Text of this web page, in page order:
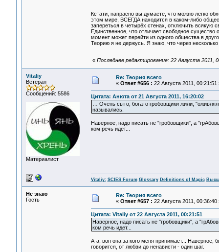
Кстати, напрасно вы думаете, что можно легко
этом мире, ВСЕГДА находится в каком-либо
запереться в четырёх стенах, отключить всякую
Единственное, что отличает свободное
момент может перейти из одного общества в
Теорию я не держусь. Я знаю, что через
« Последнее редактирование: 22 Августа 2011,
Vitaliy
Ветеран
Сообщений: 5586
Материалист
Re: Теория всего
« Ответ #656 : 22 Августа 2011, 00:21:51
Цитата: Анюта от 21 Августа 2011, 16:20:02
… Очень сыто, богато гробовщики жили,
назывались.
Наверное, надо писать не "гробовщики", а
ком речь идет...
Vitaliy: SCIES Forum Glossary Definitions of Magic
Не знаю
Гость
Re: Теория всего
« Ответ #657 : 22 Августа 2011, 00:36:40
Цитата: Vitaliy от 22 Августа 2011, 00:21:51
Наверное, надо писать не "гробовщики", а
ком речь идет...
А-а, вон она за кого меня принимает... Наверное,
говорится, от любви до ненависти - один шаг.